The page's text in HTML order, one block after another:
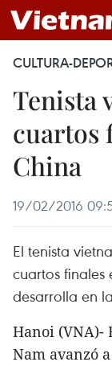
CULTURA-
Tenista
cuartos
China
19/02/2016
El tenista
cuartos finales
desarrolla en
Hanoi (VNA)-
Nam avanzó